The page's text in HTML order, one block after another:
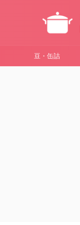
豆・缶詰